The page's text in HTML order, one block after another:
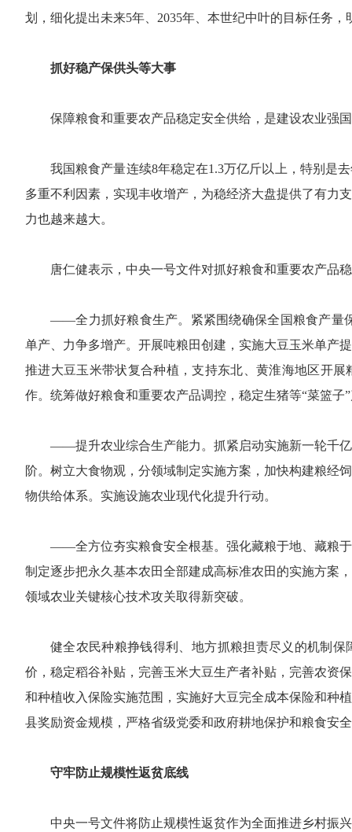
划，细化提出未来5年、2035年、本世纪中叶的目标任务，
抓好稳产保供头等大事
保障粮食和重要农产品稳定安全供给，是建设农业强
我国粮食产量连续8年稳定在1.3万亿斤以上，特别是
多重不利因素，实现丰收增产，为稳经济大盘提供了有力
力也越来越大。
唐仁健表示，中央一号文件对抓好粮食和重要农产品
——全力抓好粮食生产。紧紧围绕确保全国粮食产量
单产、力争多增产。开展吨粮田创建，实施大豆玉米单产
推进大豆玉米带状复合种植，支持东北、黄淮海地区开
作。统筹做好粮食和重要农产品调控，稳定生猪等“菜篮子
——提升农业综合生产能力。抓紧启动实施新一轮千
阶。树立大食物观，分领域制定实施方案，加快构建粮经
物供给体系。实施设施农业现代化提升行动。
——全方位夯实粮食安全根基。强化藏粮于地、藏粮
制定逐步把永久基本农田全部建成高标准农田的实施方案
领域农业关键核心技术攻关取得新突破。
健全农民种粮挣钱得利、地方抓粮担责尽义的机制
价，稳定稻谷补贴，完善玉米大豆生产者补贴，完善农资
和种植收入保险实施范围，实施好大豆完全成本保险和种
县奖励资金规模，严格省级党委和政府耕地保护和粮食安
守牢防止规模性返贫底线
中央一号文件将防止规模性返贫作为全面推进乡村振